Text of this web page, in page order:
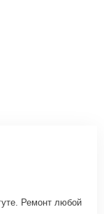
Ремонт любой